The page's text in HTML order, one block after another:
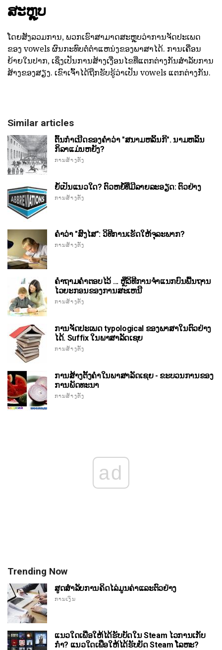
ສະຫຼຸບ
ໂດຍສັງລວມການ, ພວກເຮົາສາມາດສະຫຼຸບວ່າການຈັດປະເພດ
ຂອງ vowels ຜົນກະທົບຕໍ່ຕໍາແຫນ່ງຂອງພາສາໄດ້. ການເຄື່ອນ
ຍ້າຍໃນປາກ, ເຊິ່ງເປັນການສ້າງເງື່ອນໄຂທີ່ແຕກຕ່າງກັນສໍາລັບການ
ສ້າງຂອງສຽງ. ເຂົາເຈົ້າໄດ້ຖືກຮັບຮູ້ວ່າເປັນ vowels ແຕກຕ່າງກັນ.
Similar articles
ຕົ້ນກໍາເນີດຂອງຄໍາວ່າ "ສນາມຫລິ້ນກິ". ນາມຫລິ້ນ
ກິລາແມ່ນຫຍັງ?
ການສ້າງຕັ້ງ
ຍໍ້ເປັນແນວໃດ? ຕົວຫຍໍ້ທີ່ມີລາຍລະອຽດ: ຕົວຢ່າງ
ການສ້າງຕັ້ງ
ຄໍາວ່າ "ສົງໄສ": ວິທີການເຮັດໃຫ້ຈຸລະພາກ?
ການສ້າງຕັ້ງ
ຄໍາຖາມຄໍາຕອບໄວ້ ... ຫຼືວິທີການຈໍາແນກບົນພື້ນຖານ
ໄວຍະກອນຂອງການສະເຫນີ
ການສ້າງຕັ້ງ
ການຈັດປະເພດ typological ຂອງພາສາໃນຕົວຢ່າງ
ໄດ້. Suffix ໃນພາສາລັດເຊຍ
ການສ້າງຕັ້ງ
ການສ້າງຕັ້ງຄໍາໃນພາສາລັດເຊຍ - ຂະບວນການຂອງ
ການພັດທະນາ
ການສ້າງຕັ້ງ
ad
Trending Now
ສູດສໍາລັບການຄິດໄລ່ມູນຄ່າແລະຕົວຢ່າງ
ການເງິນ
ແນວໃດເພື່ອໃຫ້ໄດ້ຮັບບັດໃນ Steam ໄວການເກັບ
ກໍາ? ແນວໃດເພື່ອໃຫ້ໄດ້ຮັບບັດ Steam ໂລຫະ?